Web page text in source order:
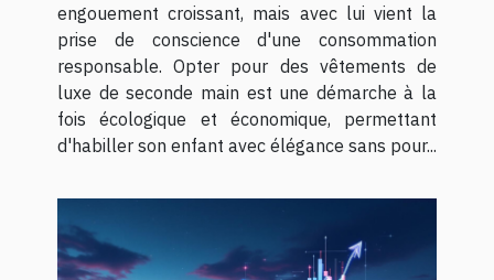
engouement croissant, mais avec lui vient la
prise de conscience d'une consommation
responsable. Opter pour des vêtements de
luxe de seconde main est une démarche à la
fois écologique et économique, permettant
d'habiller son enfant avec élégance sans pour...